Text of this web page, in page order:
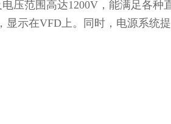
压范围高达1200V，能满足各种
示在VFD上。同时，电源系统